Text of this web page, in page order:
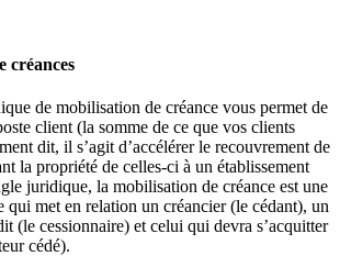
créances
de mobilisation de créance vous permet de
client (la somme de ce que vos clients
dit, il s’agit d’accélérer le recouvrement de
la propriété de celles-ci à un établissement
juridique, la mobilisation de créance est une
qui met en relation un créancier (le cédant), un
(le cessionnaire) et celui qui devra s’acquitter
cédé).